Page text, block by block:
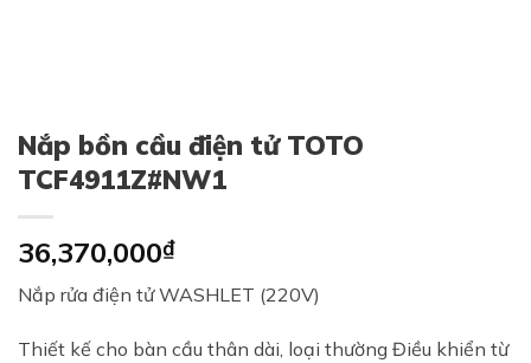
Nắp bồn cầu điện tử TOTO
TCF4911Z#NW1
36,370,000₫
Nắp rửa điện tử WASHLET (220V)
Thiết kế cho bàn cầu thân dài, loại thường Điều khiển từ